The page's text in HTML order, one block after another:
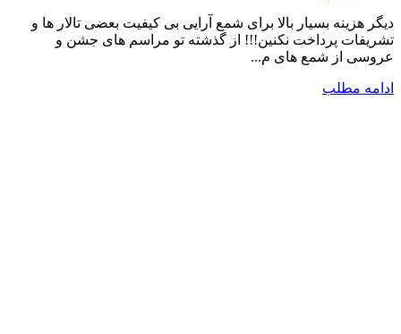
دیگر هزینه بسیار بالا برای شمع آرایی بی کیفیت بعضی تالار ها و
تشریفات پرداخت نکنین!!! از گذشته تو مراسم های جشن و
عروسی از شمع های م...
ادامه مطلب